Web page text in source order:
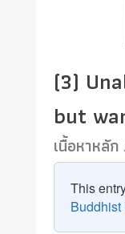
(3)
but
เนื้อหาหลัก
This